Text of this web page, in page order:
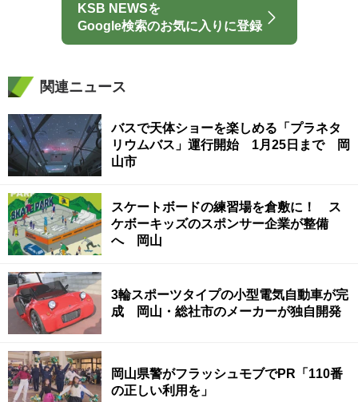
KSB NEWSを
Google検索のお気に入りに登録
関連ニュース
バスで天体ショーを楽しめる「プラネタ
リウムバス」運行開始 1月25日まで 岡
山市
スケートボードの練習場を倉敷に！ ス
ケボーキッズのスポンサー企業が整備
へ 岡山
3輪スポーツタイプの小型電気自動車が完
成 岡山・総社市のメーカーが独自開発
岡山県警がフラッシュモブでPR「110番
の正しい利用を」